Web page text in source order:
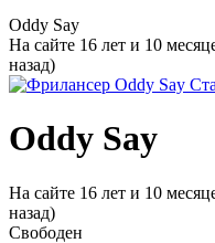
Oddy Say
На сайте 16 лет и 10
назад)
Oddy Say
На сайте 16 лет и 10
назад)
Свободен